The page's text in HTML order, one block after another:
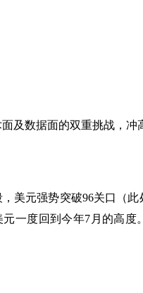
及数据面的双重挑战，冲
美元强势突破96关口（此
元一度回到今年7月的高度